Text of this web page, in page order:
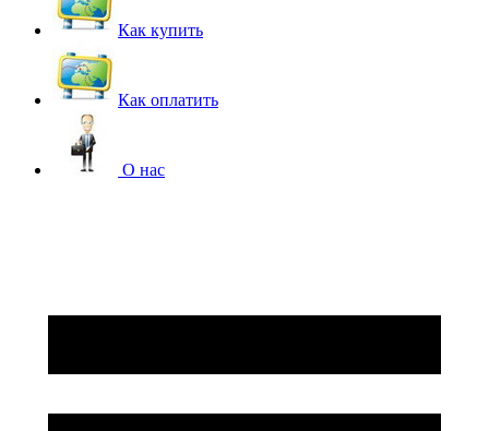
Как купить
Как оплатить
О нас